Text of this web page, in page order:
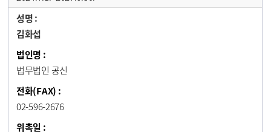
김화섭
법무법인 공신
02-596-2676